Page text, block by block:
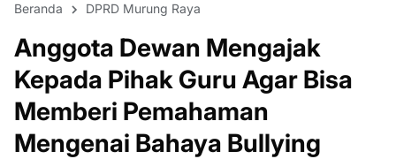
Beranda DPRD Murung Raya
Anggota Dewan Mengajak
Kepada Pihak Guru Agar Bisa
Memberi Pemahaman
Mengenai Bahaya Bullying